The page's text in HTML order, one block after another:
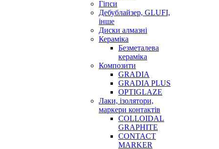
Гіпси
Дебублайзер, GLUFI,
інше
Диски алмазні
Кераміка
Безметалева
кераміка
Композити
GRADIA
GRADIA PLUS
OPTIGLAZE
Лаки, ізолятори,
маркери контактів
COLLOIDAL
GRAPHITE
CONTACT
MARKER